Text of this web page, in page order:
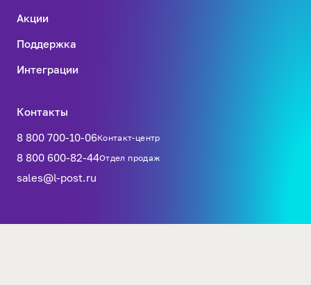
Акции
Поддержка
Интеграции
Контакты
8 800 700-10-06Контакт-центр
8 800 600-82-44Отдел продаж
sales@l-post.ru